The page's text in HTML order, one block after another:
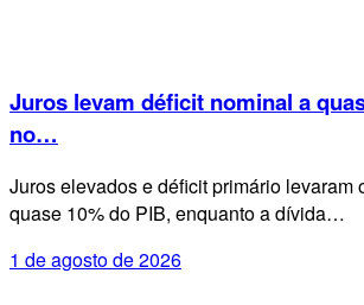
Juros levam déficit nominal a
no…
Juros elevados e déficit primário levaram
quase 10% do PIB, enquanto a dívida…
1 de agosto de 2026